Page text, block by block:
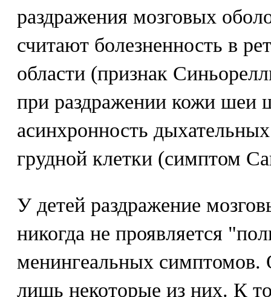
раздражения мозговых
считают болезненность в
области (признак
при раздражении кожи
асинхронность
грудной клетки (симптом
У детей раздражение
никогда не проявляется
менингеальных
лишь некоторые из них. К